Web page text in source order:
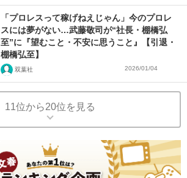
「プロレスって稼げねえじゃん」今のプロレ
スには夢がない…武藤敬司が“社長・棚橋弘
至”に『望むこと・不安に思うこと』【引退・
棚橋弘至】
双葉社 2026/01/04
11位から20位を見る